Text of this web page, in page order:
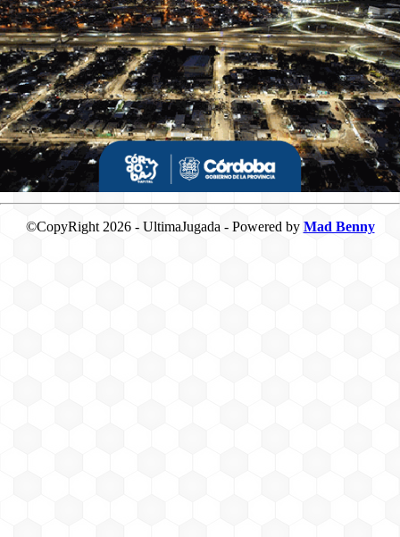
©CopyRight 2026 - UltimaJugada - Powered by Mad Benny